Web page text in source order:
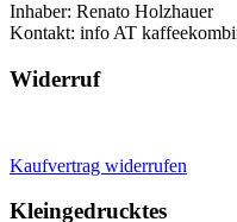
Inhaber: Renato Holzhauer
Kontakt: info AT
Widerruf
Kaufvertrag widerrufen
Kleingedrucktes